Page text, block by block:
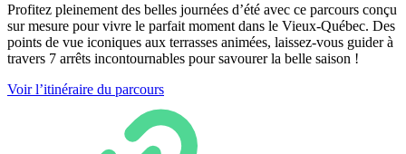
Profitez pleinement des belles journées d’été avec ce parcours conçu
sur mesure pour vivre le parfait moment dans le Vieux-Québec. Des
points de vue iconiques aux terrasses animées, laissez-vous guider à
travers 7 arrêts incontournables pour savourer la belle saison !
Voir l’itinéraire du parcours